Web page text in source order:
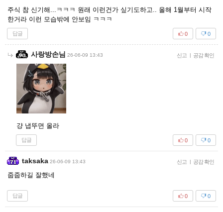
주식 참 신기해...ㅋㅋㅋ 원래 이런건가 싶기도하고.. 올해 1월부터 시작
한거라 이런 모습밖에 안보임 ㅋㅋㅋ
답글 0
0
사랑방손님 26-06-09 13:43 신고 | 공감 확인
걍 냅뚜면 올라
답글 0
0
taksaka 26-06-09 13:43 신고 | 공감 확인
줍줍하길 잘했네
답글 0
0